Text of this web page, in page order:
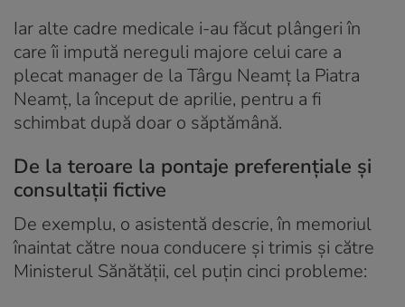
Iar alte cadre medicale i-au făcut plângeri în
care îi impută nereguli majore celui care a
plecat manager de la Târgu Neamț la Piatra
Neamț, la început de aprilie, pentru a fi
schimbat după doar o săptămână.
De la teroare la pontaje preferențiale și
consultații fictive
De exemplu, o asistentă descrie, în memoriul
înaintat către noua conducere și trimis și către
Ministerul Sănătății, cel puțin cinci probleme: